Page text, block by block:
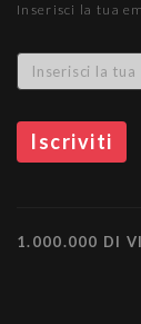
Inserisci la tua
1.000.000 DI